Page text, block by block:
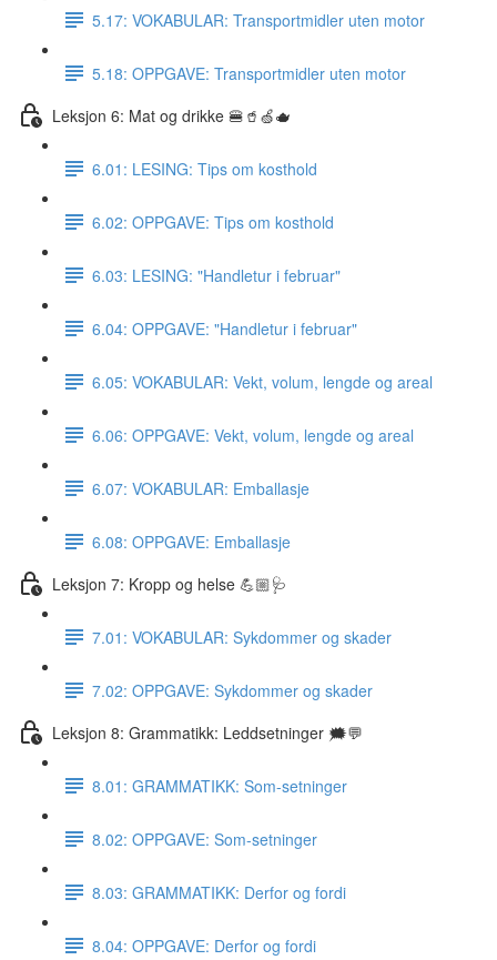
5.17: VOKABULAR: Transportmidler uten motor
5.18: OPPGAVE: Transportmidler uten motor
Leksjon 6: Mat og drikke 🍔🥤🍏🫖
6.01: LESING: Tips om kosthold
6.02: OPPGAVE: Tips om kosthold
6.03: LESING: "Handletur i februar"
6.04: OPPGAVE: "Handletur i februar"
6.05: VOKABULAR: Vekt, volum, lengde og areal
6.06: OPPGAVE: Vekt, volum, lengde og areal
6.07: VOKABULAR: Emballasje
6.08: OPPGAVE: Emballasje
Leksjon 7: Kropp og helse 💪🏼🩺
7.01: VOKABULAR: Sykdommer og skader
7.02: OPPGAVE: Sykdommer og skader
Leksjon 8: Grammatikk: Leddsetninger 🗯💬
8.01: GRAMMATIKK: Som-setninger
8.02: OPPGAVE: Som-setninger
8.03: GRAMMATIKK: Derfor og fordi
8.04: OPPGAVE: Derfor og fordi